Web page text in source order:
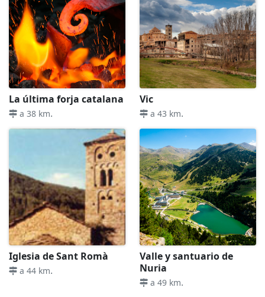
La última forja catalana
a 38 km.
Vic
a 43 km.
Iglesia de Sant Romà
a 44 km.
Valle y santuario de
Nuria
a 49 km.